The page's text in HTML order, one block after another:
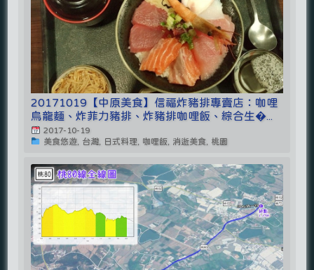
20171019【中原美食】信福炸豬排專賣店：咖哩
烏龍麵、炸菲力豬排、炸豬排咖哩飯、綜合生�...
2017-10-19
美食悠遊, 台灣, 日式料理, 咖哩飯, 消逝美食, 桃園